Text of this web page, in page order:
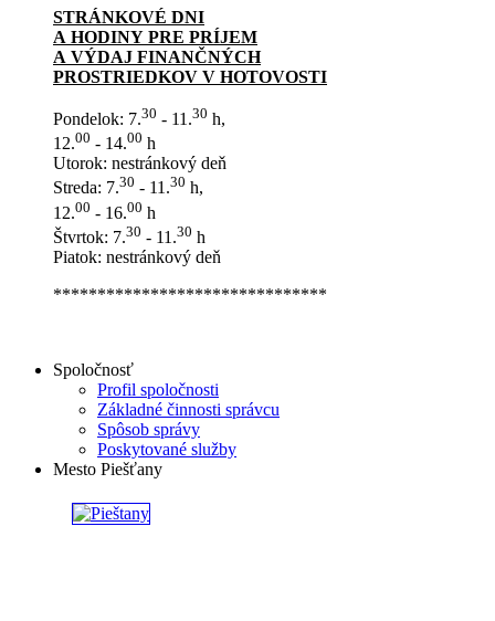
STRÁNKOVÉ DNI
A HODINY PRE PRÍJEM
A VÝDAJ FINANČNÝCH
PROSTRIEDKOV V HOTOVOSTI
Pondelok: 7.30 - 11.30 h,
12.00 - 14.00 h
Utorok: nestránkový deň
Streda: 7.30 - 11.30 h,
12.00 - 16.00 h
Štvrtok: 7.30 - 11.30 h
Piatok: nestránkový deň
*******************************
Spoločnosť
Profil spoločnosti
Základné činnosti správcu
Spôsob správy
Poskytované služby
Mesto Piešťany